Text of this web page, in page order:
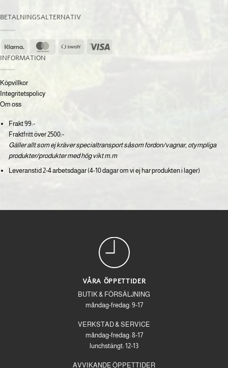
BETALNINGSALTERNATIV
Klarna MasterCardSwish
INFORMATION
Köpvillkor
Integritetspolicy
Om oss
Frakt 99:-
Fraktfritt över 2500:-
Gäller allt som ej kräver specialtransport såsom fordon/vagnar, otympliga
produkter/produkter med hög vikt m.m
Leveranstid 2-4 arbetsdagar (4-10 dagar om vi ej har produkten i lager)
VÅRA ÖPPETTIDER
BUTIK & FÖRSÄLJNING
måndag-fredag: 9-17
VERKSTAD & SERVICE
måndag-fredag: 8-17
lunchstängt: 12-13
AVVIKANDE ÖPPETTIDER